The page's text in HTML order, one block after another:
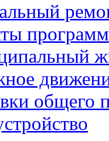
программ
общего